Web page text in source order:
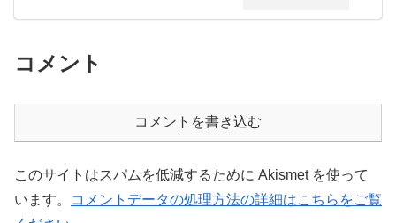
コメント
コメントを書き込む
このサイトはスパムを低減するために Akismet を使って
います。
コメントデータの処理方法の詳細はこちらをご覧